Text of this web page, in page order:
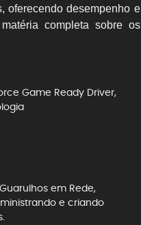
oferecendo desempenho e
completa sobre os
Game Ready Driver,
em Rede,
e criando